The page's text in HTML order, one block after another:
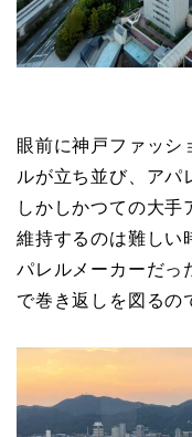
眼前に神戸ファッシ
ルが立ち並び、アパ
しかしかつての大手
維持するのは難しい
パレルメーカーだっ
で巻き返しを図るの